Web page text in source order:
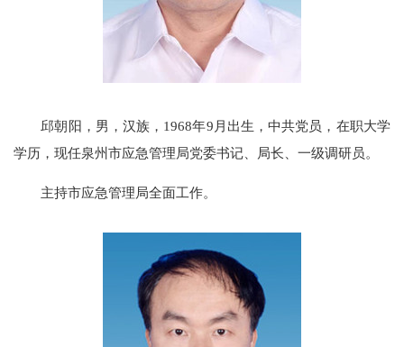
邱朝阳， 男，汉族， 1968年9 月出生，中共党员， 在职大学
学历，现任泉州市应急管理局党委书记、局长 、一级调研员。
主持市应急管理局全面工作。